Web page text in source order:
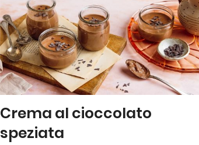
Crema al cioccolato
speziata